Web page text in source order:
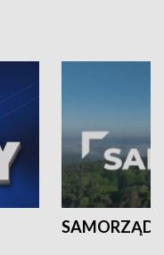
SAMORZĄD